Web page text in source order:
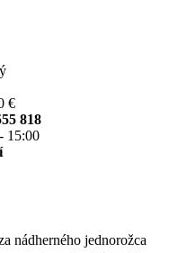
€
818
15:00
nádherného jednorožca